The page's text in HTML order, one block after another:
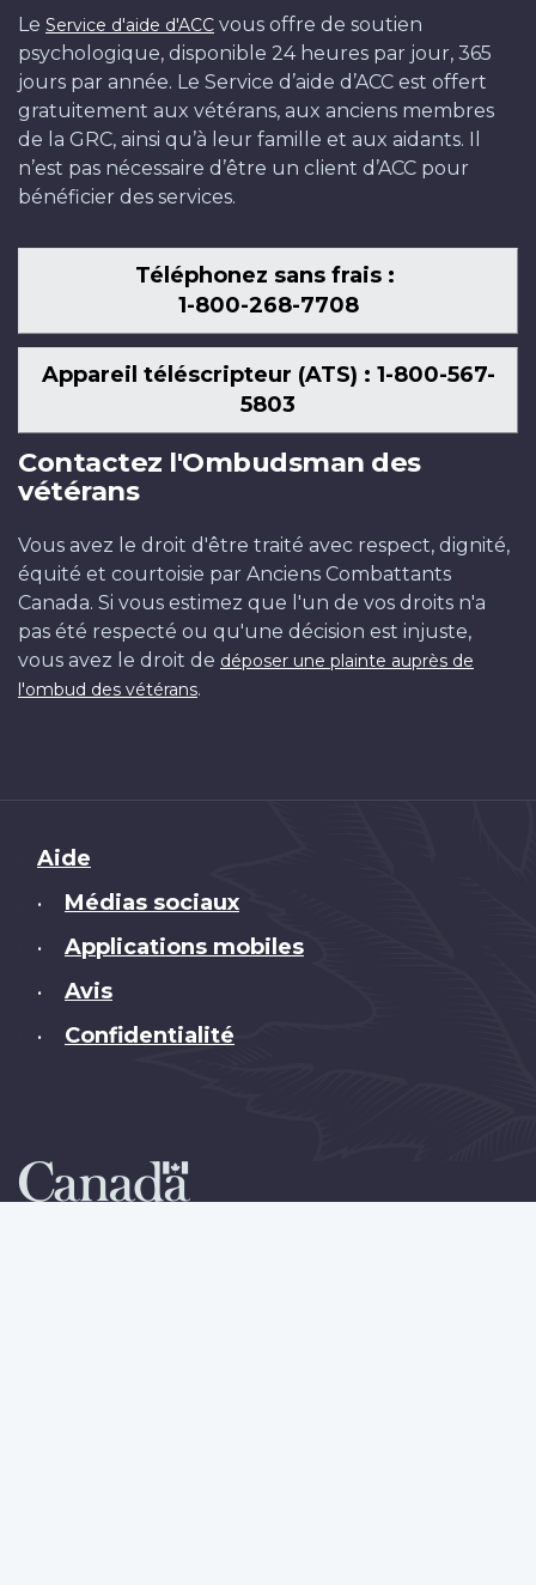
Le Service d'aide d'ACC vous offre de soutien
psychologique, disponible 24 heures par jour, 365
jours par année. Le Service d’aide d’ACC est offert
gratuitement aux vétérans, aux anciens membres
de la GRC, ainsi qu’à leur famille et aux aidants. Il
n’est pas nécessaire d’être un client d’ACC pour
bénéficier des services.
Téléphonez sans frais :
1-800-268-7708
Appareil téléscripteur (ATS) : 1-800-567-
5803
Contactez l'Ombudsman des
vétérans
Vous avez le droit d'être traité avec respect, dignité,
équité et courtoisie par Anciens Combattants
Canada. Si vous estimez que l'un de vos droits n'a
pas été respecté ou qu'une décision est injuste,
vous avez le droit de déposer une plainte auprès de
l'ombud des vétérans.
Brand
Aide
• Médias sociaux
• Applications mobiles
• Avis
• Confidentialité